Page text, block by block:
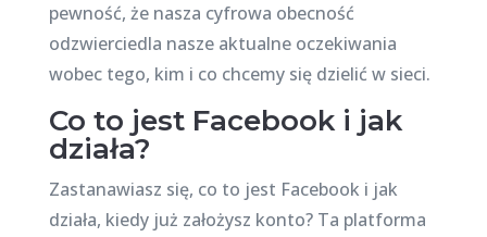
pewność, że nasza cyfrowa obecność
odzwierciedla nasze aktualne oczekiwania
wobec tego, kim i co chcemy się dzielić w sieci.
Co to jest Facebook i jak
działa?
Zastanawiasz się, co to jest Facebook i jak
działa, kiedy już założysz konto? Ta platforma